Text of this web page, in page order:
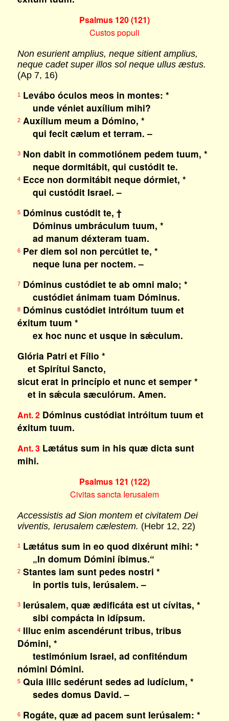
Psalmus 120 (121)
Custos populi
Non esurient amplius, neque sitient amplius,
neque cadet super illos sol neque ullus æstus.
(Ap 7, 16)
1Levábo óculos meos in montes: *
unde véniet auxílium mihi?
2Auxílium meum a Dómino, *
qui fecit cælum et terram. –
3Non dabit in commotiónem pedem tuum, *
neque dormitábit, qui custódit te.
4Ecce non dormitábit neque dórmiet, *
qui custódit Israel. –
5Dóminus custódit te, †
Dóminus umbráculum tuum, *
ad manum déxteram tuam.
6Per diem sol non percútiet te, *
neque luna per noctem. –
7Dóminus custódiet te ab omni malo; *
custódiet ánimam tuam Dóminus.
8Dóminus custódiet intróitum tuum et
éxitum tuum *
ex hoc nunc et usque in sǽculum.
Glória Patri et Fílio *
et Spirítui Sancto,
sicut erat in princípio et nunc et semper *
et in sǽcula sæculórum. Amen.
Ant. 2Dóminus custódiat intróitum tuum et
éxitum tuum.
Ant. 3Lætátus sum in his quæ dicta sunt
mihi.
Psalmus 121 (122)
Civitas sancta Ierusalem
Accessistis ad Sion montem et civitatem Dei
viventis, Ierusalem cælestem. (Hebr 12, 22)
1Lætátus sum in eo quod dixérunt mihi: *
„In domum Dómini íbimus.“
2Stantes iam sunt pedes nostri *
in portis tuis, Ierúsalem. –
3Ierúsalem, quæ ædificáta est ut cívitas, *
sibi compácta in idípsum.
4Illuc enim ascendérunt tribus, tribus
Dómini, *
testimónium Israel, ad confiténdum
nómini Dómini.
5Quia illic sedérunt sedes ad iudícium, *
sedes domus David. –
6Rogáte, quæ ad pacem sunt Ierúsalem: *